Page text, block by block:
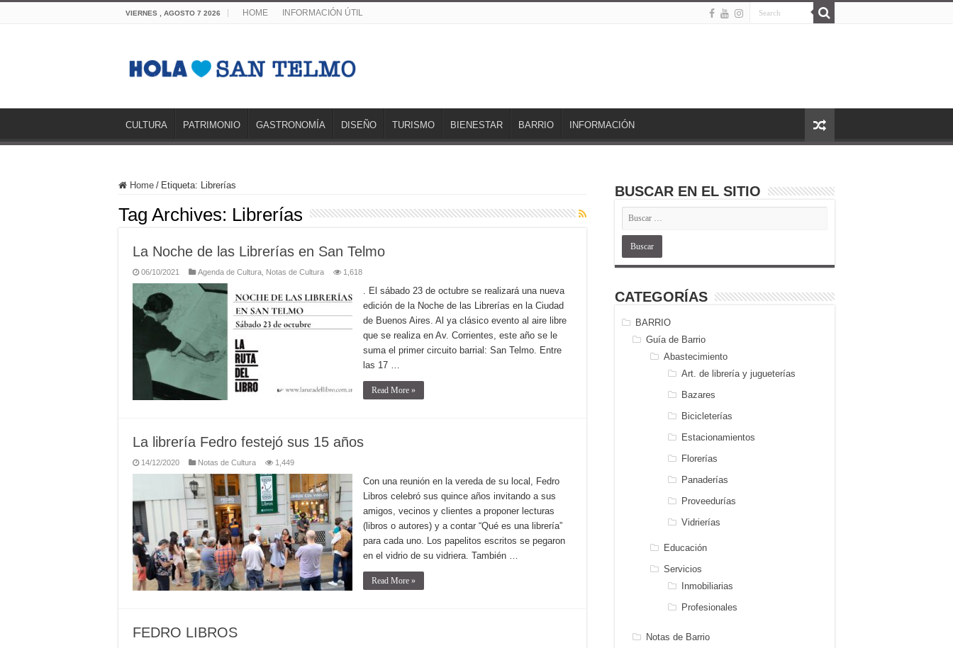
VIERNES , AGOSTO 7 2026 HOME INFORMACIÓN ÚTIL
CULTURA PATRIMONIO GASTRONOMÍA DISEÑO TURISMO BIENESTAR BARRIO INFORMACIÓN
Home / Etiqueta: Librerías
Tag Archives: Librerías
La Noche de las Librerías en San Telmo
06/10/2021 Agenda de Cultura Notas de Cultura 1,618
. El sábado 23 de octubre se realizará una nueva
edición de la Noche de las Librerías en la Ciudad
de Buenos Aires. Al ya clásico evento al aire libre
que se realiza en Av. Corrientes, este año se le
suma el primer circuito barrial: San Telmo. Entre
las 17 …
Read More »
La librería Fedro festejó sus 15 años
14/12/2020 Notas de Cultura 1,449
Con una reunión en la vereda de su local, Fedro
Libros celebró sus quince años invitando a sus
amigos, vecinos y clientes a proponer lecturas
(libros o autores) y a contar “Qué es una librería”
para cada uno. Los papelitos escritos se pegaron
en el vidrio de su vidriera. También …
Read More »
FEDRO LIBROS
BUSCAR EN EL SITIO
CATEGORÍAS
BARRIO
Guía de Barrio
Abastecimiento
Art. de librería y jugueterías
Bazares
Bicicleterías
Estacionamientos
Florerías
Panaderías
Proveedurías
Vidrierías
Educación
Servicios
Inmobiliarias
Profesionales
Notas de Barrio